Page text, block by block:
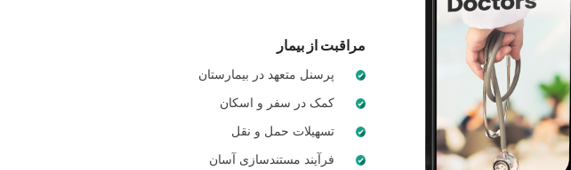
مراقبت از بیمار